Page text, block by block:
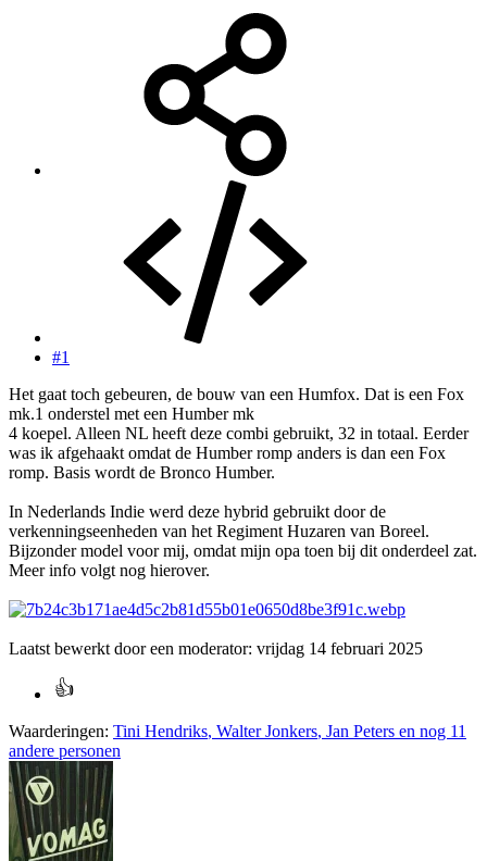
#1
Het gaat toch gebeuren, de bouw van een Humfox. Dat is een Fox
mk.1 onderstel met een Humber mk
4 koepel. Alleen NL heeft deze combi gebruikt, 32 in totaal. Eerder
was ik afgehaakt omdat de Humber romp anders is dan een Fox
romp. Basis wordt de Bronco Humber.
In Nederlands Indie werd deze hybrid gebruikt door de
verkenningseenheden van het Regiment Huzaren van Boreel.
Bijzonder model voor mij, omdat mijn opa toen bij dit onderdeel zat.
Meer info volgt nog hierover.
Laatst bewerkt door een moderator: vrijdag 14 februari 2025
Waarderingen: Tini Hendriks, Walter Jonkers, Jan Peters en nog 11
andere personen